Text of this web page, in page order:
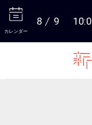
カレンダー
8 9